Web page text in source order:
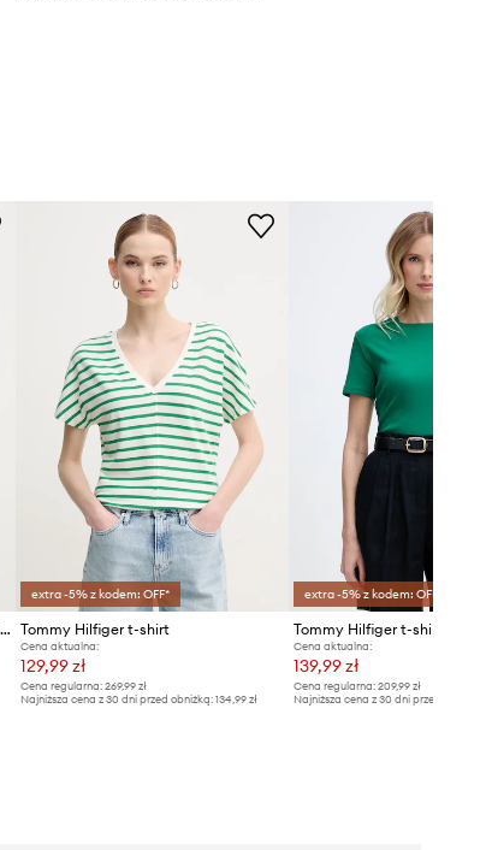
Tommy Hilfiger polo damskie z bawełną
extra -5% z kodem: OFF*
Tommy Hilfiger t-shirt
Cena aktualna:
129,99 zł
Cena regularna:269,99 zł
Najniższa cena z 30 dni przed obniżką:134,99 zł
extra -5% z kodem: OFF*
Cena aktualna:
139,99 zł
Cena regularna: 209,99 zł
Najniższa cena z 30 dni przed obniżką: